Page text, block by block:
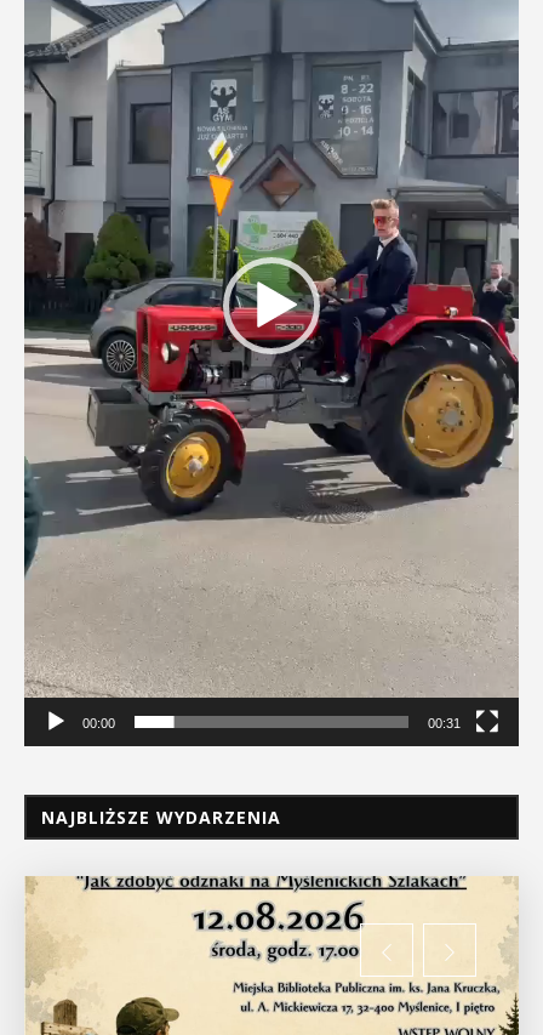
00:00 00:31
NAJBLIŻSZE WYDARZENIA